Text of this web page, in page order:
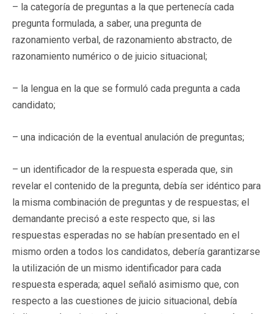
– la categoría de preguntas a la que pertenecía cada
pregunta formulada, a saber, una pregunta de
razonamiento verbal, de razonamiento abstracto, de
razonamiento numérico o de juicio situacional;
– la lengua en la que se formuló cada pregunta a cada
candidato;
– una indicación de la eventual anulación de preguntas;
– un identificador de la respuesta esperada que, sin
revelar el contenido de la pregunta, debía ser idéntico para
la misma combinación de preguntas y de respuestas; el
demandante precisó a este respecto que, si las
respuestas esperadas no se habían presentado en el
mismo orden a todos los candidatos, debería garantizarse
la utilización de un mismo identificador para cada
respuesta esperada; aquel señaló asimismo que, con
respecto a las cuestiones de juicio situacional, debía